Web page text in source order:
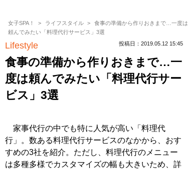
女子SPA！ ライフスタイル
食事の準備から作りおきまで…一度は
頼んでみたい「料理代行サービス」3選
Lifestyle 投稿日：2019.05.12 15:45
食事の準備から作りおきまで…一
度は頼んでみたい「料理代行サー
ビス」3選
家事代行の中でも特に人気が高い「料理代
行」。数ある料理代行サービスのなかから、おす
すめの3社を紹介。ただし、料理代行のメニュー
は多種多様でカスタマイズの幅も大きいため、詳